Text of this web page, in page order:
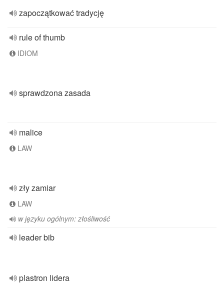
zapoczątkować tradycję
rule of thumb
IDIOM
sprawdzona zasada
malice
LAW
zły zamiar
LAW
w języku ogólnym: złośliwość
leader bib
plastron lidera